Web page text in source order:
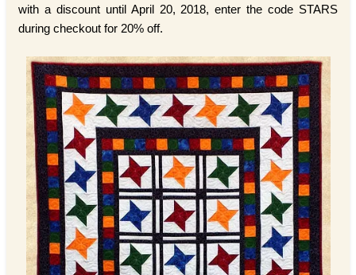
with a discount until April 20, 2018, enter the code STARS
during checkout for 20% off.